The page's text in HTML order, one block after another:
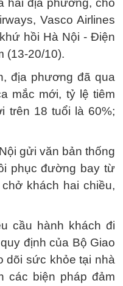
hai địa phương, cho
Vasco Airlines
hồi Hà Nội - Điện
(13-20/10).
địa phương đã qua
mắc mới, tỷ lệ tiêm
trên 18 tuổi là 60%;
gửi văn bản thống
phục đường bay từ
khách hai chiều,
cầu hành khách đi
định của Bộ Giao
dõi sức khỏe tại nhà
các biện pháp đảm